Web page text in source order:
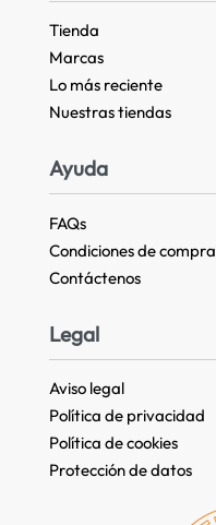
Tienda
Marcas
Lo más reciente​
Nuestras tiendas​
Ayuda
FAQs
Condiciones de compra
Contáctenos
Legal
Aviso legal
Política de privacidad
Política de cookies
Protección de datos